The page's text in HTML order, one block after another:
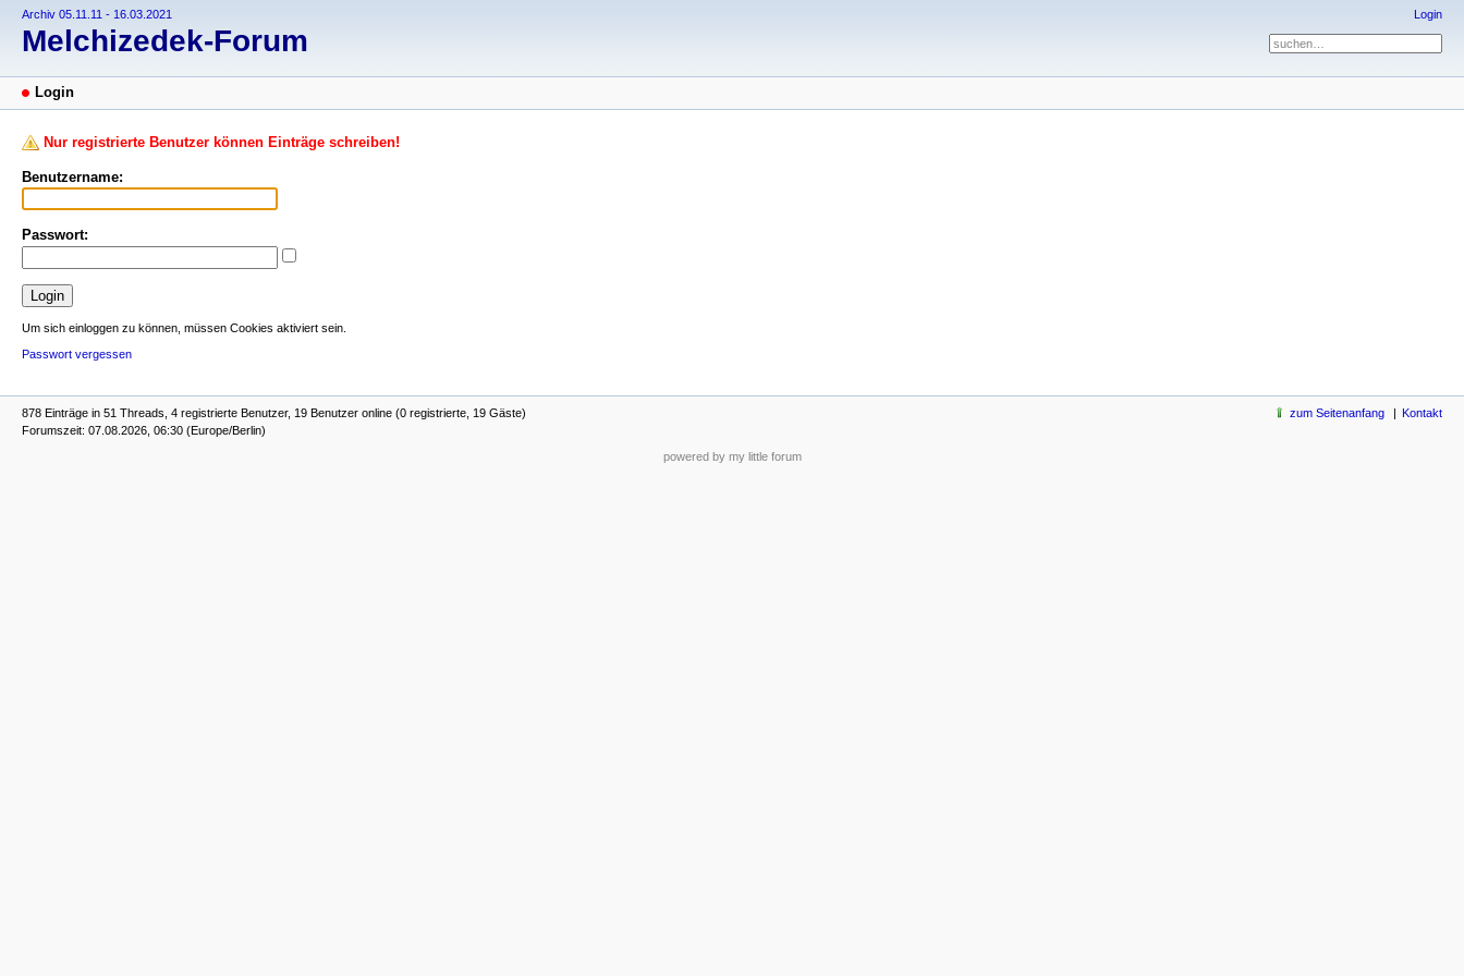
Archiv 05.11.11 - 16.03.2021
Melchizedek-Forum
Login
Login
Nur registrierte Benutzer können Einträge schreiben!
Benutzername:
Passwort:
Um sich einloggen zu können, müssen Cookies aktiviert sein.
Passwort vergessen
878 Einträge in 51 Threads, 4 registrierte Benutzer, 19 Benutzer online (0 registrierte, 19 Gäste)
Forumszeit: 07.08.2026, 06:30 (Europe/Berlin)
zum Seitenanfang Kontakt
powered by my little forum